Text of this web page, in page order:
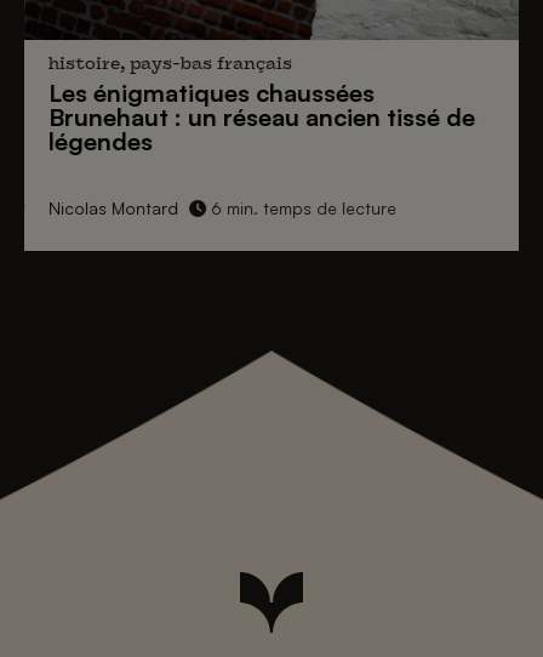
histoire, pays-bas français
Les énigmatiques chaussées
Brunehaut : un réseau ancien tissé de
légendes
Nicolas Montard 6 min. temps de lecture